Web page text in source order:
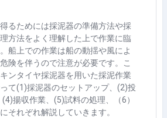
るためには採泥器の準備方法や採
方法をよく理解した上で作業に臨
船上での作業は船の動揺や風によ
険を伴うので注意が必要です。こ
ンタイヤ採泥器を用いた採泥作業
て(1)採泥器のセットアップ、 (2)投
(4)揚収作業、 (5)試料の処理、（6）
それぞれ解説していきます。